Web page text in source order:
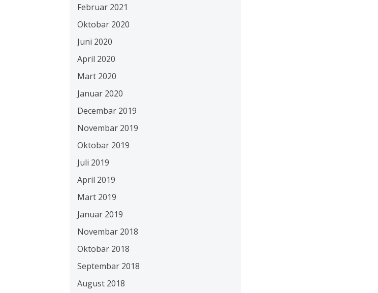
Februar 2021
Oktobar 2020
Juni 2020
April 2020
Mart 2020
Januar 2020
Decembar 2019
Novembar 2019
Oktobar 2019
Juli 2019
April 2019
Mart 2019
Januar 2019
Novembar 2018
Oktobar 2018
Septembar 2018
August 2018